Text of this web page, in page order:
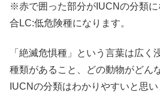
※赤で囲った部分がIUCNの分類
合LC:低危険種になります。
「絶滅危惧種」という言葉は広く
種類があること、どの動物がどん
IUCNの分類はわかりやすいと思い